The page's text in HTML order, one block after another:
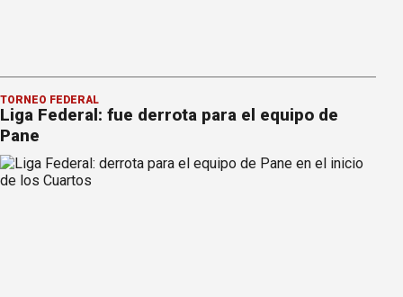
TORNEO FEDERAL
Liga Federal: fue derrota para el equipo de
Pane